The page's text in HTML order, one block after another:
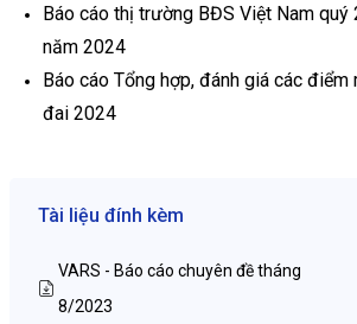
Báo cáo thị trường BĐS Việt Nam quý
năm 2024
Báo cáo Tổng hợp, đánh giá các
đai 2024
Tài liệu đính kèm
VARS - Báo cáo chuyên đề tháng
8/2023